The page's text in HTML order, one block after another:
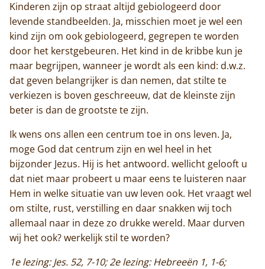
Actueel
Monnik worden
Contact
Kinderen zijn op straat altijd gebiologeerd door
levende standbeelden. Ja, misschien moet je wel een
kind zijn om ook gebiologeerd, gegrepen te worden
door het kerstgebeuren. Het kind in de kribbe kun je
maar begrijpen, wanneer je wordt als een kind: d.w.z.
dat geven belangrijker is dan nemen, dat stilte te
verkiezen is boven geschreeuw, dat de kleinste zijn
beter is dan de grootste te zijn.
Ik wens ons allen een centrum toe in ons leven. Ja,
moge God dat centrum zijn en wel heel in het
bijzonder Jezus. Hij is het antwoord. wellicht gelooft u
dat niet maar probeert u maar eens te luisteren naar
Hem in welke situatie van uw leven ook. Het vraagt wel
om stilte, rust, verstilling en daar snakken wij toch
allemaal naar in deze zo drukke wereld. Maar durven
wij het ook? werkelijk stil te worden?
1e lezing: Jes. 52, 7-10; 2e lezing: Hebreeën 1, 1-6;